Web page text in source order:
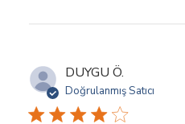
DUYGU Ö.
Doğrulanmış Satıcı